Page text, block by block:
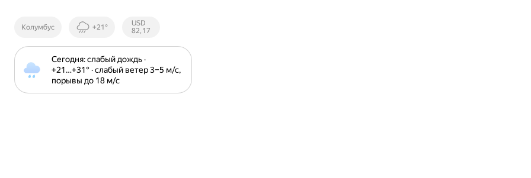
Колумбус +21°
Курсы ЦБ
РФ
USD
82,17
Сегодня: слабый дождь ·
+21⁠…⁠+31⁠° · слабый ветер 3⁠–⁠5 м⁠/⁠с,
порывы до 18 м⁠/⁠с